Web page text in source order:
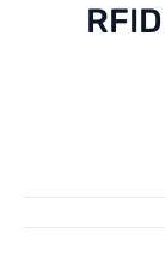
כרטיס קרבה - חבילת 50 RFID